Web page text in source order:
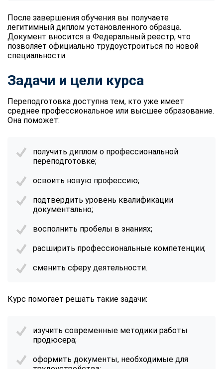
После завершения обучения вы получаете
легитимный диплом установленного образца.
Документ вносится в Федеральный реестр, что
позволяет официально трудоустроиться по новой
специальности.
Задачи и цели курса
Переподготовка доступна тем, кто уже имеет
среднее профессиональное или высшее образование.
Она поможет:
получить диплом о профессиональной
переподготовке;
освоить новую профессию;
подтвердить уровень квалификации
документально;
восполнить пробелы в знаниях;
расширить профессиональные компетенции;
сменить сферу деятельности.
Курс помогает решать такие задачи:
изучить современные методики работы
продюсера;
оформить документы, необходимые для